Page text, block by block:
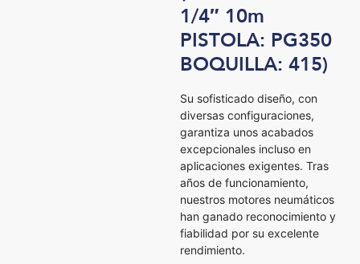
1/4″ 10m
PISTOLA: PG350
BOQUILLA: 415)
Su sofisticado diseño, con
diversas configuraciones,
garantiza unos acabados
excepcionales incluso en
aplicaciones exigentes. Tras
años de funcionamiento,
nuestros motores neumáticos
han ganado reconocimiento y
fiabilidad por su excelente
rendimiento.